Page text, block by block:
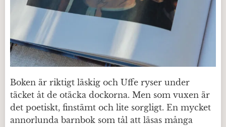
Boken är riktigt läskig och Uffe ryser under
täcket åt de otäcka dockorna. Men som vuxen är
det poetiskt, finstämt och lite sorgligt. En mycket
annorlunda barnbok som tål att läsas många